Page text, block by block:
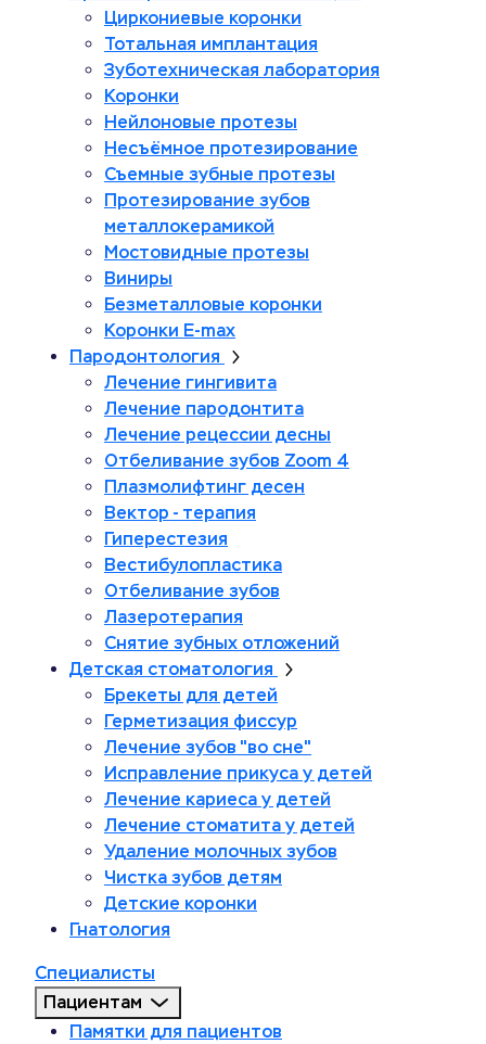
Циркониевые коронки
Тотальная имплантация
Зуботехническая лаборатория
Коронки
Нейлоновые протезы
Несъёмное протезирование
Съемные зубные протезы
Протезирование зубов
металлокерамикой
Мостовидные протезы
Виниры
Безметалловые коронки
Коронки E-max
Пародонтология
Лечение гингивита
Лечение пародонтита
Лечение рецессии десны
Отбеливание зубов Zoom 4
Плазмолифтинг десен
Вектор - терапия
Гиперестезия
Вестибулопластика
Отбеливание зубов
Лазеротерапия
Снятие зубных отложений
Детская стоматология
Брекеты для детей
Герметизация фиссур
Лечение зубов "во сне"
Исправление прикуса у детей
Лечение кариеса у детей
Лечение стоматита у детей
Удаление молочных зубов
Чистка зубов детям
Детские коронки
Гнатология
Специалисты
Пациентам
Памятки для пациентов